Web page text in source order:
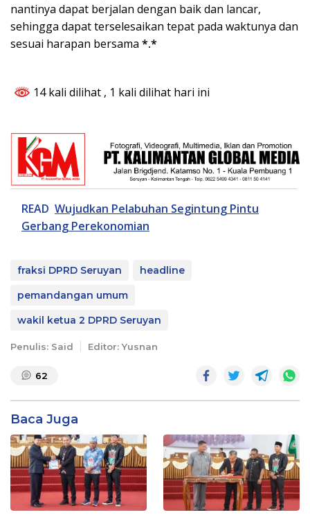
nantinya dapat berjalan dengan baik dan lancar,
sehingga dapat terselesaikan tepat pada waktunya dan
sesuai harapan bersama *.*
14 kali dilihat , 1 kali dilihat hari ini
READ Wujudkan Pelabuhan Segintung Pintu
Gerbang Perekonomian
fraksi DPRD Seruyan
headline
pemandangan umum
wakil ketua 2 DPRD Seruyan
Penulis: Said Editor: Yusnan
62
Baca Juga